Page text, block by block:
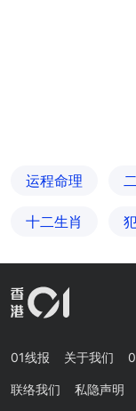
运程命理
十二生肖
01线报 关于我们
联络我们 私隐声明